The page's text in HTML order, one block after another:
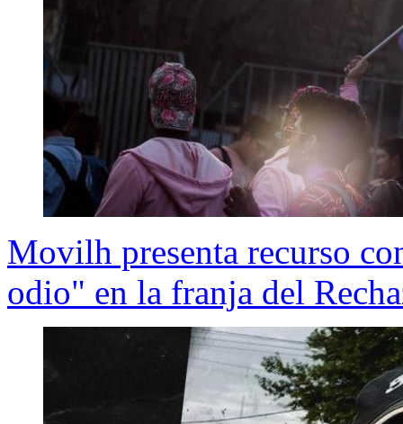
Movilh presenta recurso
odio" en la franja del